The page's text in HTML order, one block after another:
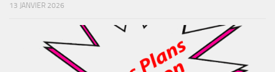
13 JANVIER 2026